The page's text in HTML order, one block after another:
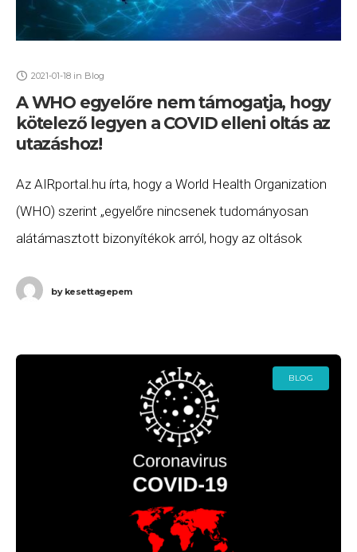
2021-01-18 in Blog
A WHO egyelőre nem támogatja, hogy
kötelező legyen a COVID elleni oltás az
utazáshoz!
Az AIRportal.hu írta, hogy a World Health Organization
(WHO) szerint „egyelőre nincsenek tudományosan
alátámasztott bizonyítékok arról, hogy az oltások
is rendkívül korlátozott”
bykesettagepem
BLOG